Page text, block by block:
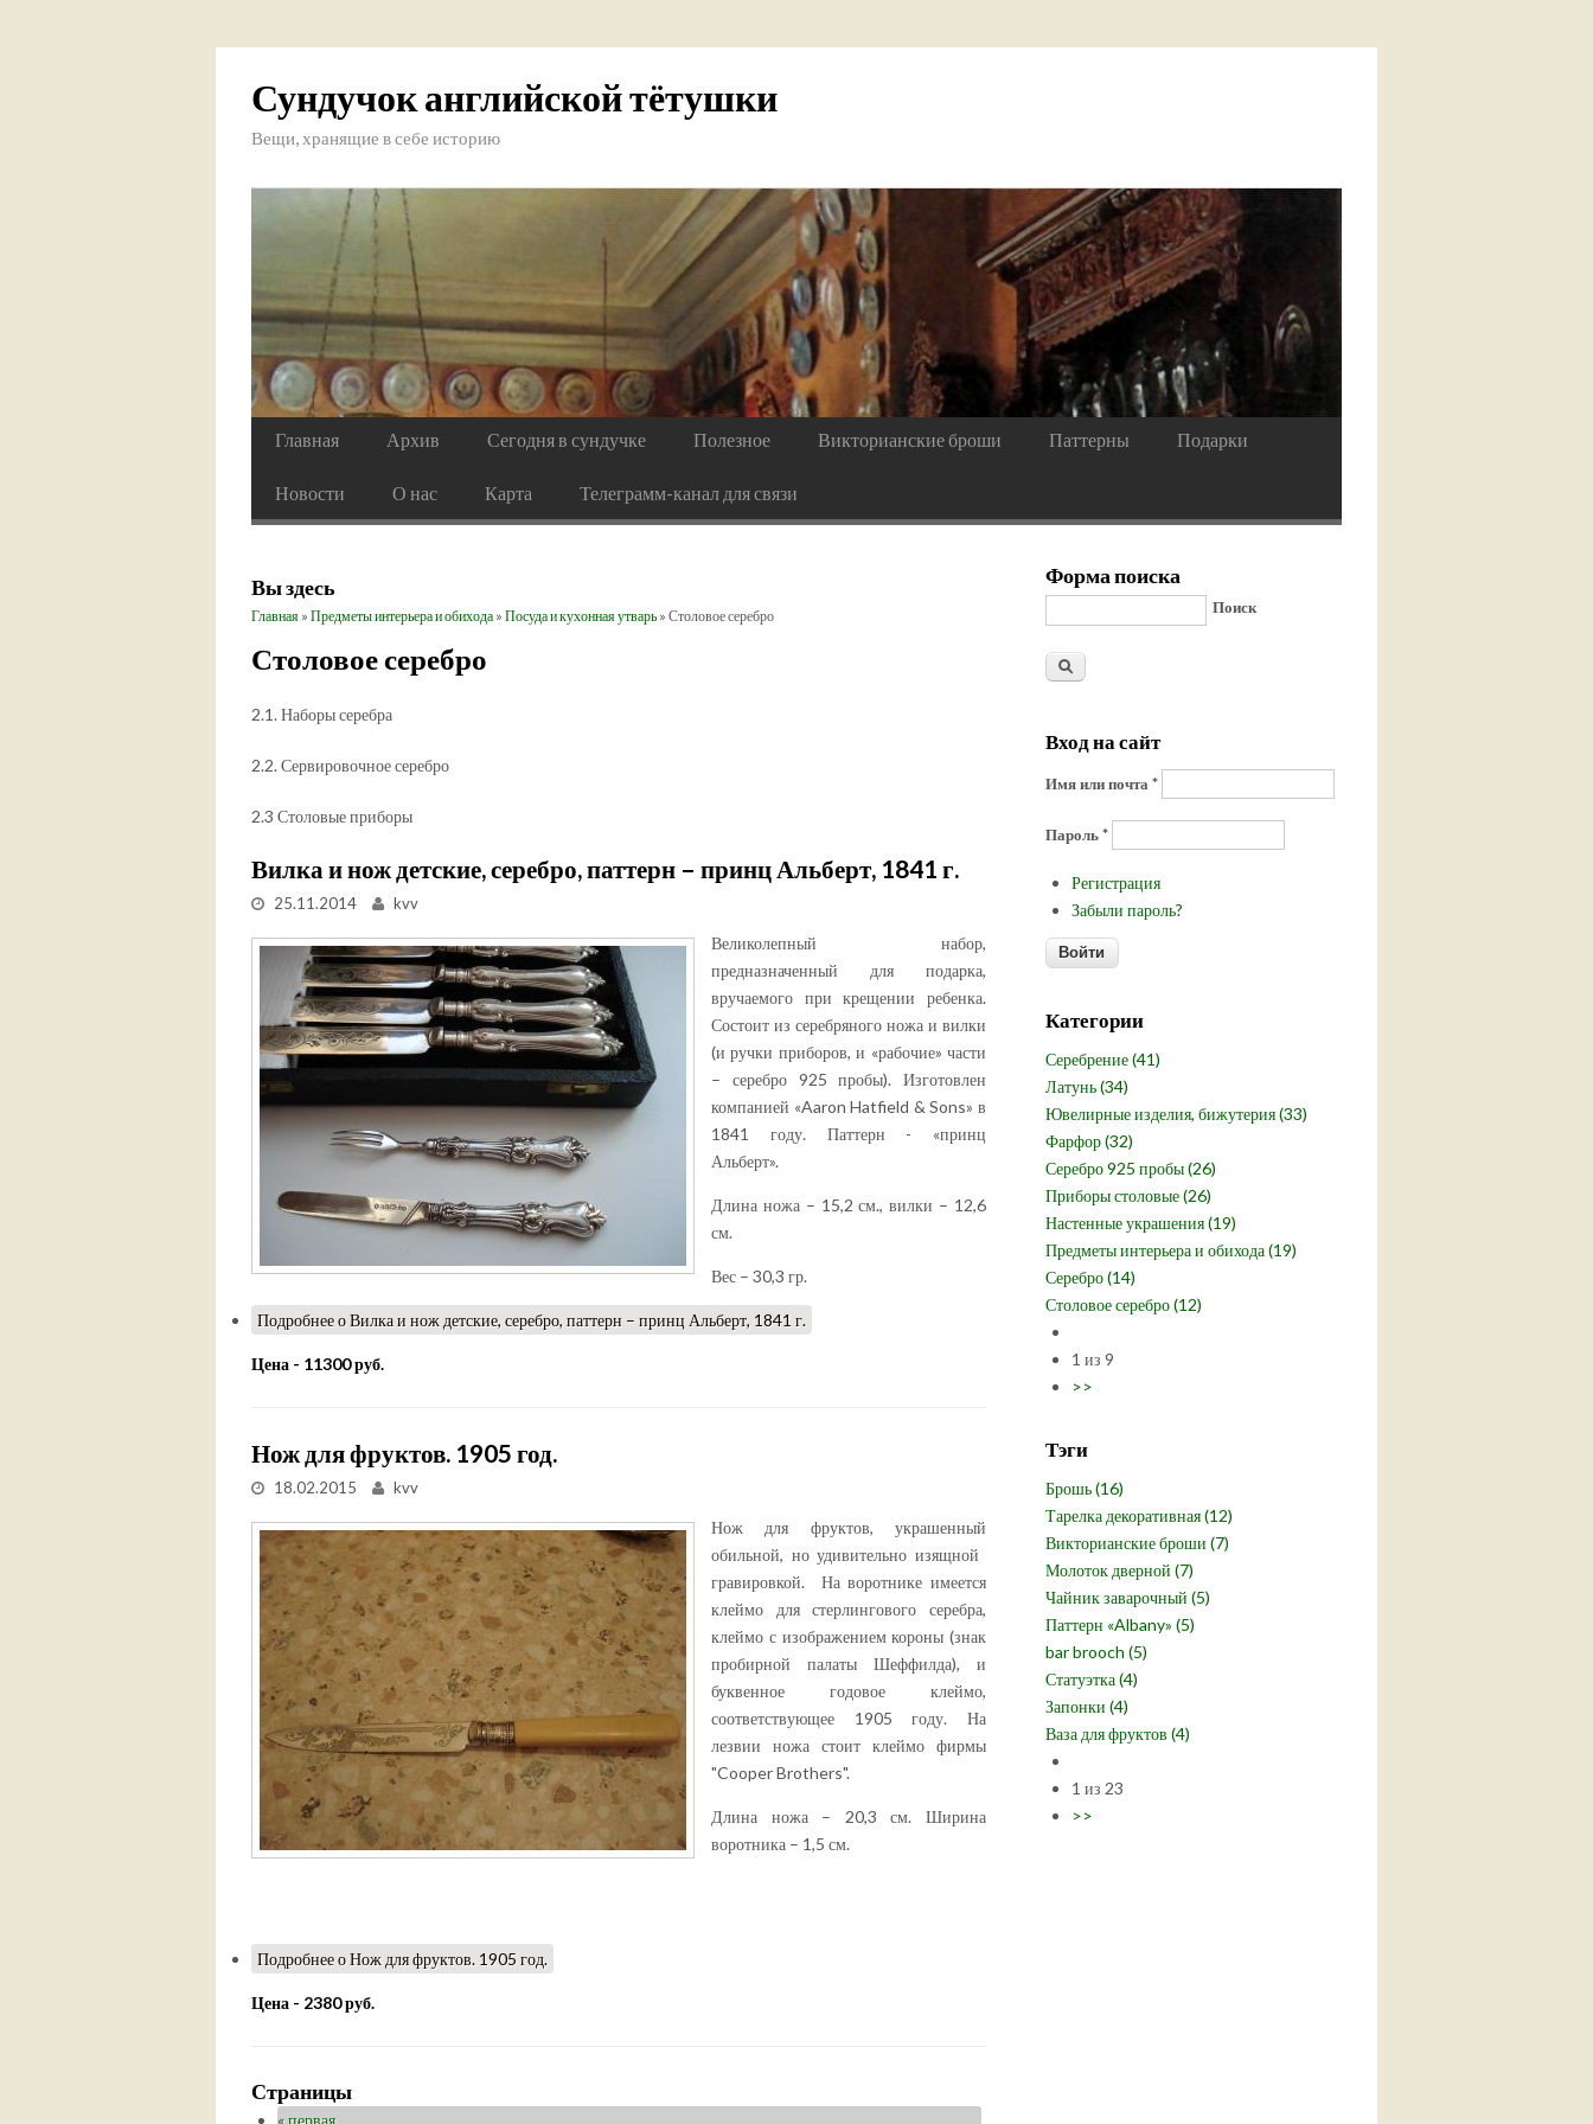
Сундучок английской тётушки
Вещи, хранящие в себе историю
Главная Архив Сегодня в сундучке Полезное Викторианские броши Паттерны Подарки
Новости О нас Карта Телеграмм-канал для связи
Вы здесь
Главная » Предметы интерьера и обихода » Посуда и кухонная утварь » Столовое серебро
Столовое серебро
2.1. Наборы серебра
2.2. Сервировочное серебро
2.3 Столовые приборы
Вилка и нож детские, серебро, паттерн – принц Альберт, 1841 г.
25.11.2014 kvv
Великолепный набор,
предназначенный для подарка,
вручаемого при крещении ребенка.
Состоит из серебряного ножа и вилки
(и ручки приборов, и «рабочие» части
– серебро 925 пробы). Изготовлен
компанией «Aaron Hatfield & Sons» в
1841 году. Паттерн - «принц
Альберт».
Длина ножа – 15,2 см., вилки – 12,6
см.
Вес – 30,3 гр.
Подробнеео Вилка и нож детские, серебро, паттерн – принц Альберт, 1841 г.
Цена - 11300 руб.
Нож для фруктов. 1905 год.
18.02.2015 kvv
Нож для фруктов, украшенный
обильной, но удивительно изящной
гравировкой.
На воротнике имеется
клеймо для стерлингового серебра,
клеймо с изображением короны (знак
пробирной палаты Шеффилда), и
буквенное годовое клеймо,
соответствующее 1905 году. На
лезвии ножа стоит клеймо фирмы
"Cooper Brothers".
Длина ножа – 20,3 см. Ширина
воротника – 1,5 см.
Подробнеео Нож для фруктов. 1905 год.
Цена - 2380 руб.
Страницы
« первая
Форма поиска
Поиск
Вход на сайт
Имя или почта *
Пароль*
Регистрация
Забыли пароль?
Категории
Серебрение (41)
Латунь (34)
Ювелирные изделия, бижутерия (33)
Фарфор (32)
Серебро 925 пробы (26)
Приборы столовые (26)
Настенные украшения (19)
Предметы интерьера и обихода (19)
Серебро (14)
Столовое серебро (12)
1 из 9
>>
Тэги
Брошь (16)
Тарелка декоративная (12)
Викторианские броши (7)
Молоток дверной (7)
Чайник заварочный (5)
Паттерн «Albany» (5)
bar brooch (5)
Статуэтка (4)
Запонки (4)
Ваза для фруктов (4)
1 из 23
>>